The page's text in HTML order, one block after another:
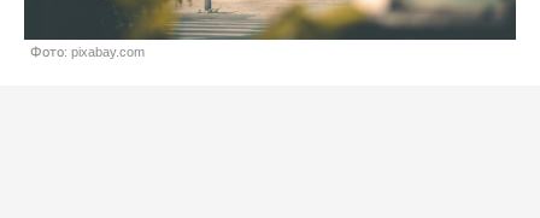
Фото: pixabay.com